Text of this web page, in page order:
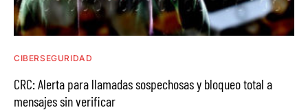
CIBERSEGURIDAD
CRC: Alerta para llamadas sospechosas y bloqueo total a
mensajes sin verificar